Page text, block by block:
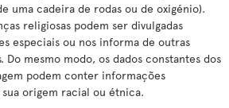
uma cadeira de rodas ou de oxigénio).
religiosas podem ser divulgadas
especiais ou nos informa de outras
Do mesmo modo, os dados constantes dos
podem conter informações
origem racial ou étnica.